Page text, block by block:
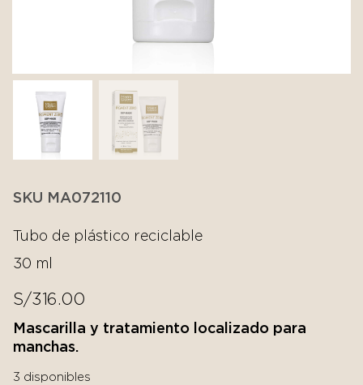
SKU MA072110
Tubo de plástico reciclable
30 ml
S/316.00
Mascarilla y tratamiento localizado para
manchas.
3 disponibles